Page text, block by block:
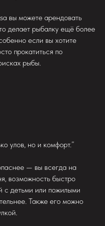
вы можете арендовать
делает рыбалку ещё более
если вы хотите
прокатиться по
рыбы.
улов, но и комфорт.”
— вы всегда на
возможность быстро
с детьми или пожилыми
Также его можно